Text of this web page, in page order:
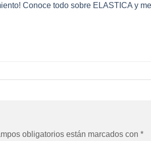
Conoce todo sobre ELASTICA y
obligatorios están marcados con *